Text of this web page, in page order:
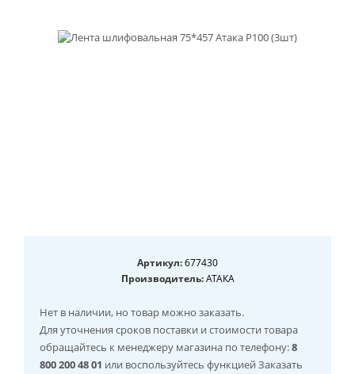
Артикул:677430
Производитель:АТАКА
Нет в наличии, но товар можно заказать.
Для уточнения сроков поставки и стоимости товара
обращайтесь к менеджеру магазина по телефону:8
800 200 48 01 или воспользуйтесь функцией Заказать